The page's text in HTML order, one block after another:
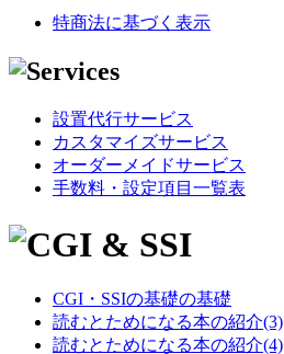
特商法に基づく表示
設置代行サービス
カスタマイズサービス
オーダーメイドサービス
手数料・設定項目一覧表
CGI・SSIの基礎の基礎
読むとためになる本の紹介(3)
読むとためになる本の紹介(4)